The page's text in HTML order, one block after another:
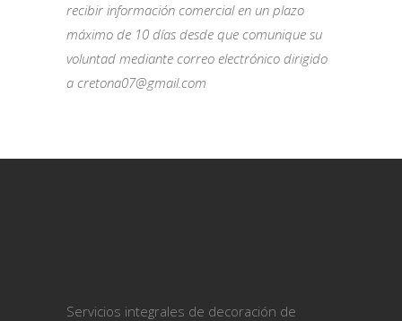
recibir información comercial en un plazo
máximo de 10 días desde que comunique su
voluntad mediante correo electrónico dirigido
a cretona07@gmail.com
Servicios integrales de decoración de